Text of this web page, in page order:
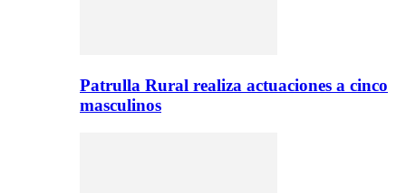
Patrulla Rural realiza actuaciones a cinco
masculinos